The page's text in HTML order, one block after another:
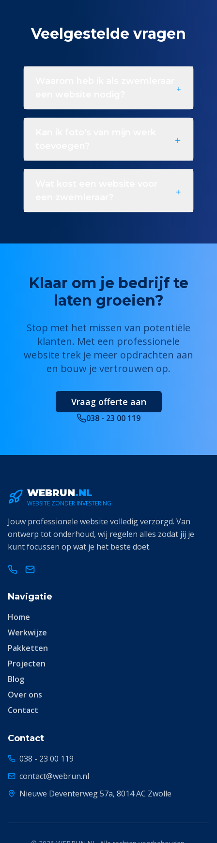
Veelgestelde vragen
Klaar om je bedrijf te
laten groeien?
Stop met het missen van potentiële
klanten. Met een professionele
website trek je meer opdrachten aan
en bouw je vertrouwen op.
Vraag offerte aan
038 - 23 00 119
WEBRUN.NL
WEBSITE ZONDER INVESTERING
Jouw professionele website volledig verzorgd. Van
ontwerp tot onderhoud, wij regelen alles zodat jij je
kunt focussen op wat je het beste doet.
Navigatie
Home
Werkwijze
Pakketten
Projecten
Blog
Over ons
Contact
Contact
038 - 23 00 119
contact@webrun.nl
Nieuwe Deventerweg 57a, 8014 AC Zwolle